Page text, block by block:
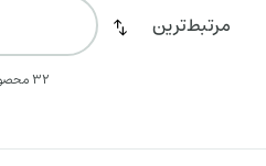
32 محصول